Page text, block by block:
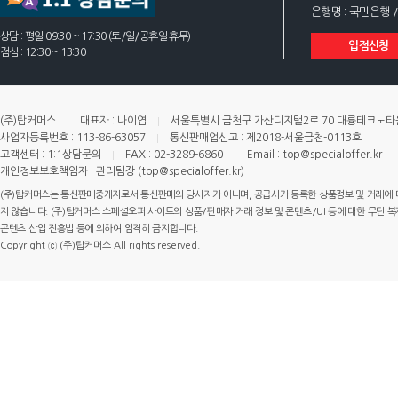
상담 : 평일 09:30 ~ 17:30 (토/일/공휴일 휴무)
점심 : 12:30 ~ 13:30
은행명 : 국민은행
입점신청
(주)탑커머스 대표자 : 나이엽
서울특별시 금천구 가산디지털2로 70 대륭테크노
사업자등록번호 : 113-86-63057
통신판매업신고 : 제2018-서울금천-0113호
고객센터 : 1:1상담문의
FAX : 02-3289-6860
Email : top@specialoffer.kr
개인정보보호책임자 : 관리팀장 (top@specialoffer.kr)
(주)탑커머스는 통신판매중개자로서 통신판매의 당사자가 아니며, 공급사가 등록한 상품정보 및 거래
지 않습니다. (주)탑커머스 스페셜오퍼 사이트의 상품/판매자 거래 정보 및 콘텐츠/UI 등에 대한 무단
콘텐츠 산업 진흥법 등에 의하여 엄격히 금지합니다.
Copyright ⓒ (주)탑커머스 All rights reserved.